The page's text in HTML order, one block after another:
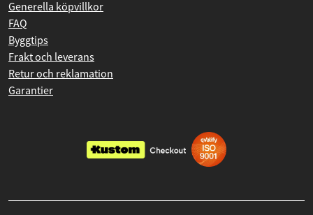
Generella köpvillkor
FAQ
Byggtips
Frakt och leverans
Retur och reklamation
Garantier